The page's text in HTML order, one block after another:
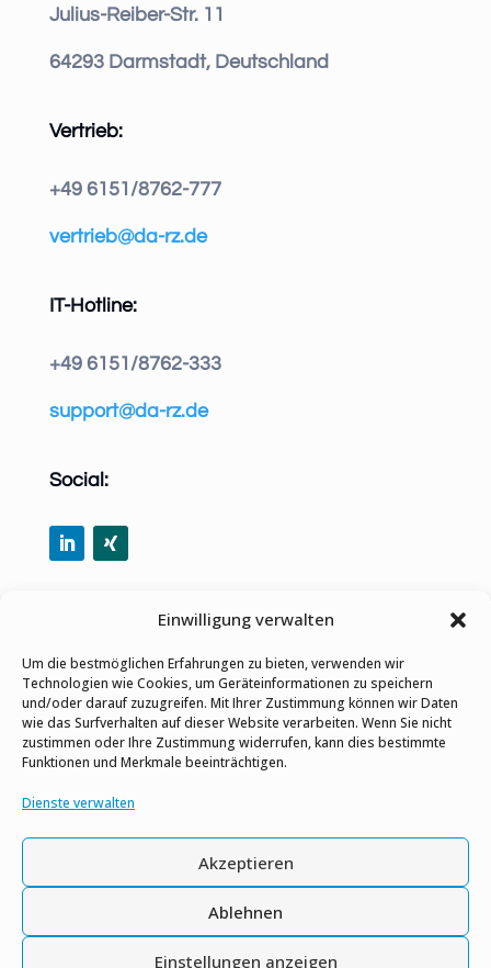
Einwilligung verwalten
Um die bestmöglichen Erfahrungen zu bieten, verwenden wir
Technologien wie Cookies, um Geräteinformationen zu speichern
und/oder darauf zuzugreifen. Mit Ihrer Zustimmung können wir Daten
wie das Surfverhalten auf dieser Website verarbeiten. Wenn Sie nicht
zustimmen oder Ihre Zustimmung widerrufen, kann dies bestimmte
Funktionen und Merkmale beeinträchtigen.
Dienste verwalten
Akzeptieren
Ablehnen
Einstellungen anzeigen
Julius-Reiber-Str. 11
64293 Darmstadt, Deutschland
Vertrieb:
+49 6151/8762-777
vertrieb@da-rz.de
IT-Hotline:
+49 6151/8762-333
support@da-rz.de
Social:
Datenschutz-Bestimmungen
Kontaktieren Sie uns